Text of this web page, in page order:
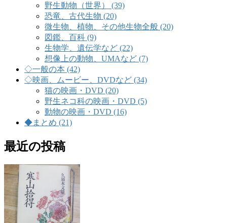
野生動物（世界） (39)
恐竜、古代生物 (20)
微生物、植物、その他生物全般 (20)
図鑑、百科 (9)
生物学、遺伝学など (22)
想像上の動物、UMAなど (7)
◇一般の本 (42)
◇映画、ムービー、DVDなど (34)
猫の映画・DVD (20)
野生ネコ科の映画・DVD (5)
動物の映画・DVD (16)
◆まとめ (21)
最近の投稿